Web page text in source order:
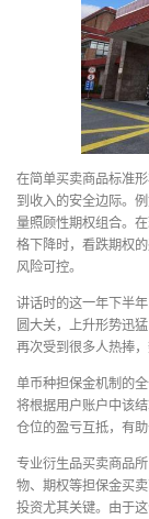
在简单买卖商品标准
到收入的安全边际。
量照顾性期权组合。
格下降时，看跌期权
风险可控。
讲话时的这一年下半
圆大关，上升形势迅
再次受到很多人热捧
单币种担保金机制的
将根据用户账户中该
仓位的盈亏互抵，有
专业衍生品买卖商品
物、期权等担保金买
投资尤其关键。由于